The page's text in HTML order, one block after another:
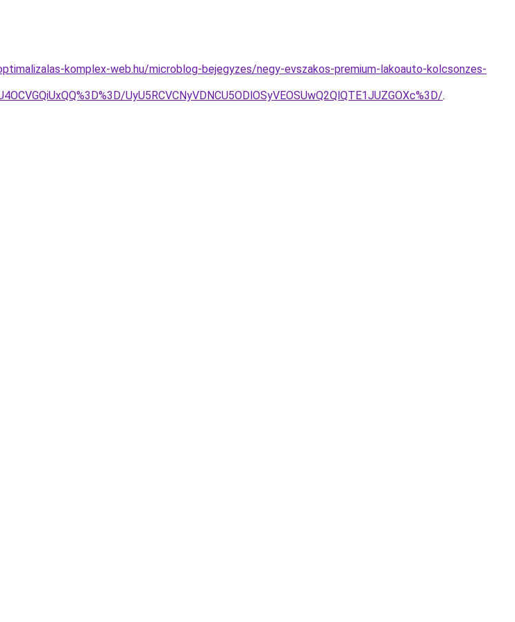
komplex-web.hu/microblog-bejegyzes/negy-evszakos-premium-lakoauto-kolcsonzes-
UyU5RCVCNyVDNCU5ODlOSyVEOSUwQ2QlQTE1JUZGOXc%3D/.